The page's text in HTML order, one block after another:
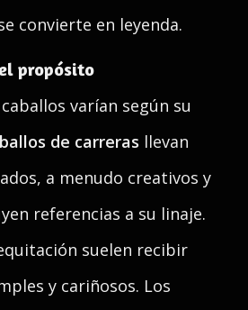
convierte en leyenda.
propósito
varían según su
de carreras llevan
a menudo creativos y
referencias a su linaje.
suelen recibir
y cariñosos. Los